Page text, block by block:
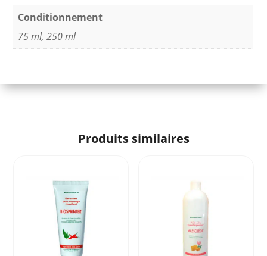
Conditionnement
75 ml,250 ml
Produits similaires